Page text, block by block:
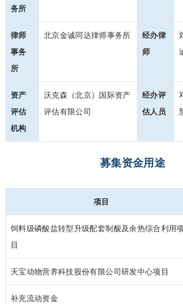
务所
律师
事务
所
北京金诚同达律师事务所
经办律
师
资产
评估
机构
沃克森（北京）国际资产
评估有限公司
经办评
估人员
募集资金用途
项目
饲料级磷酸盐转型升级配套制酸及余热综合利用项
目
天宝动物营养科技股份有限公司 研发中心项目
补充流动资金